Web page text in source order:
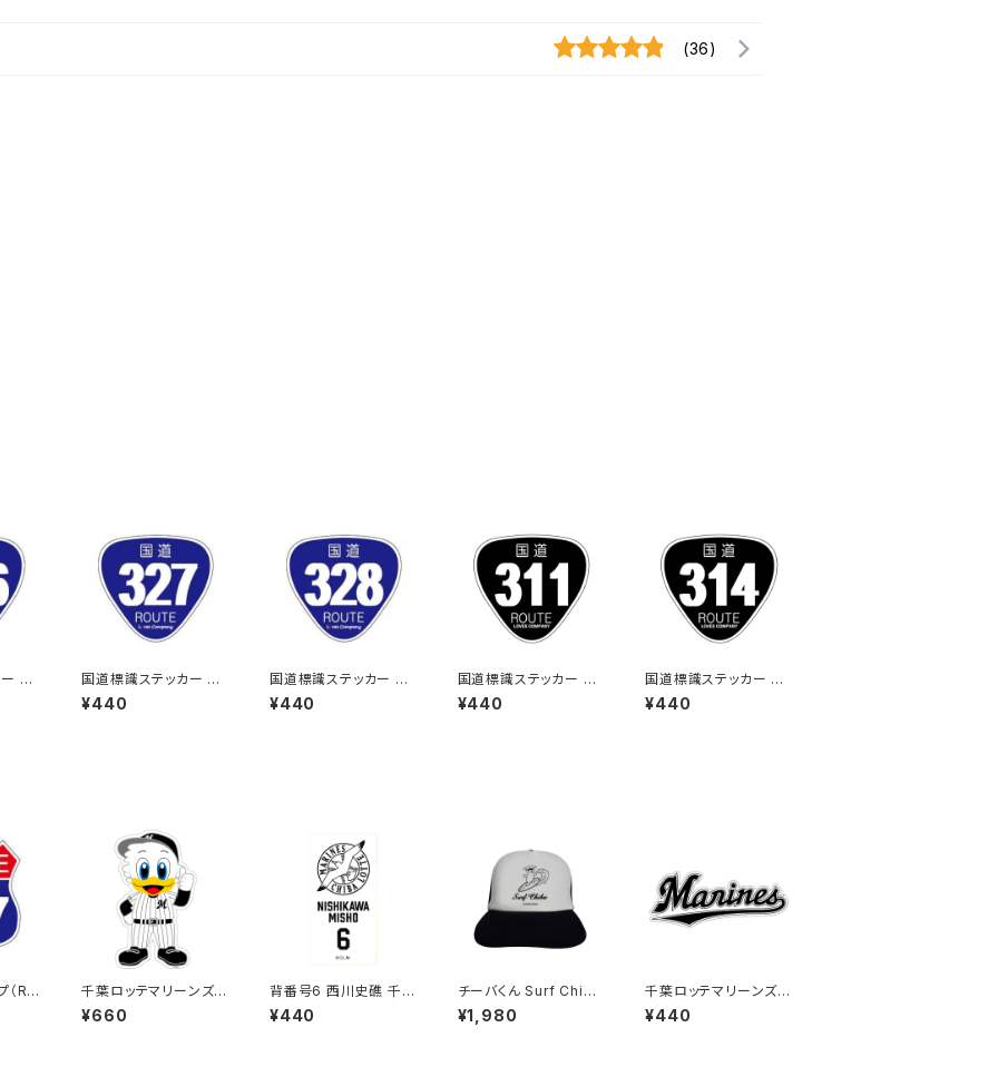
(36)
35
国道標識ステッカー 32
7号線
¥440
国道標識ステッカー 32
8号線
¥440
国道標識ステッカー 31
1号線（ブラック）
¥440
国道標識ステッカー 31
4号線（ブラック）
¥440
（RO
千葉ロッテマリーンズス
テッカー13（大）
¥660
背番号6 西川史礁 千葉
ロッテマリーンズ 選手
ステッカー（ホワイトB)
¥440
チーバくん Surf Chib
a：メッシュキャップ（Bホ
ワイト）
¥1,980
千葉ロッテマリーンズス
テッカー16
¥440